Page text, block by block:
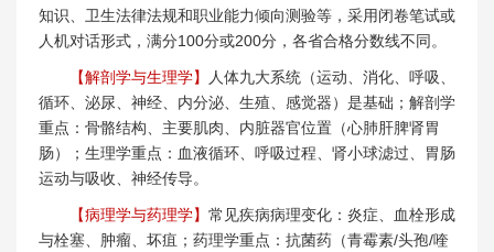
知识、卫生法律法规和职业能力倾向测验等，采用闭卷笔试或
人机对话形式，满分100分或200分，各省合格分数线不同。
【解剖学与生理学】
人体九大系统（运动、消化、呼吸、
循环、泌尿、神经、内分泌、生殖、感觉器）是基础；解剖学
重点：骨骼结构、主要肌肉、内脏器官位置（心肺肝脾肾胃
肠）；生理学重点：血液循环、呼吸过程、肾小球滤过、胃肠
运动与吸收、神经传导。
【病理学与药理学】 常见疾病病理变化：炎症、血栓形成
与栓塞、肿瘤、坏疽；药理学重点：抗菌药（青霉素/头孢/喹